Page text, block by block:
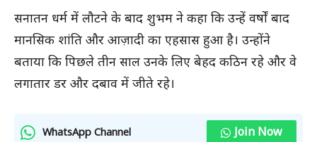
सनातन धर्म में लौटने के बाद शुभम ने कहा कि उन्हें वर्षों बाद
मानसिक शांति और आज़ादी का एहसास हुआ है। उन्होंने
बताया कि पिछले तीन साल उनके लिए बेहद कठिन रहे और वे
लगातार डर और दबाव में जीते रहे।
WhatsApp Channel Join Now